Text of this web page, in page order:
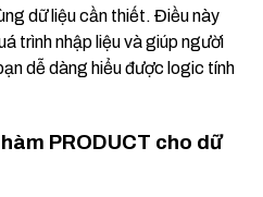
dữ liệu cần thiết. Điều này
trình nhập liệu và giúp người
dễ dàng hiểu được logic tính
PRODUCT cho dữ